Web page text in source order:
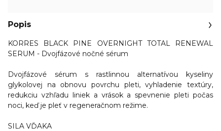
Popis
KORRES BLACK PINE OVERNIGHT TOTAL RENEWAL
SERUM - Dvojfázové nočné sérum
Dvojfázové sérum s rastlinnou alternatívou kyseliny
glykolovej na obnovu povrchu pleti, vyhladenie textúry,
redukciu vzhľadu liniek a vrások a spevnenie pleti počas
noci, keď je pleť v regeneračnom režime.
SILA VĎAKA